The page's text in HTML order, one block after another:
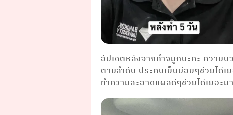
อัปเดตหลังจากทำจมูกนะคะ ความบ
ตามลำดับ ประคบเย็นบ่อยๆช่วยได้เ
ทำความสะอาดแผลดีๆช่วยได้เยอะม